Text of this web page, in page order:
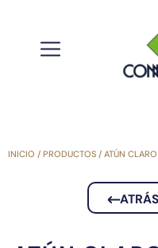
INICIO / PRODUCTOS / ATÚN
ATRÁS